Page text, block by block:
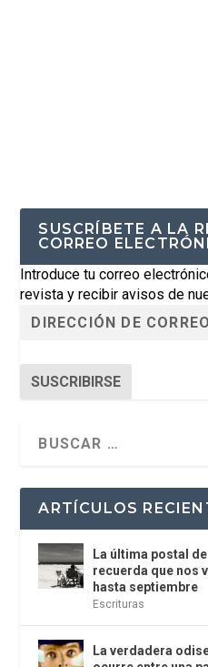
SUSCRÍBETE A LA
CORREO
Introduce tu correo
revista y recibir avisos de
SUSCRIBIRSE
ARTÍCULOS
La última postal
recuerda que nos
hasta septiembre
Escrituras
La verdadera